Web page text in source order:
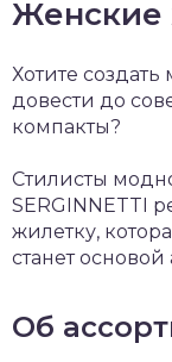
Женские
Хотите
довести до
компакты?
Стилисты
SERGINNETTI
жилетку,
станет основой
Об